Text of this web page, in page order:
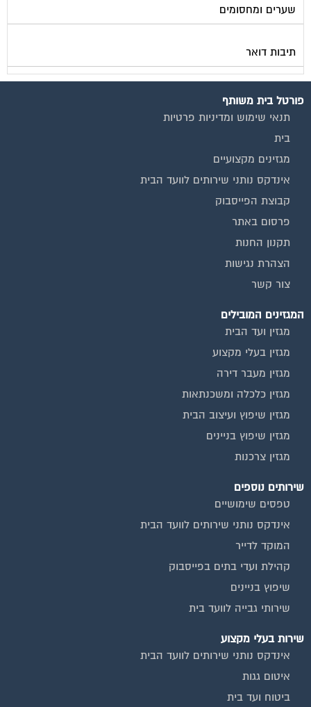
שערים ומחסומים
תיבות דואר
פורטל בית משותף
תנאי שימוש ומדיניות פרטיות
בית
מגזינים מקצועיים
אינדקס נותני שירותים לוועד הבית
קבוצת הפייסבוק
פרסום באתר
תקנון החנות
הצהרת נגישות
צור קשר
המגזינים המובילים
מגזין ועד הבית
מגזין בעלי מקצוע
מגזין מעבר דירה
מגזין כלכלה ומשכנתאות
מגזין שיפוץ ועיצוב הבית
מגזין שיפוץ בניינים
מגזין צרכנות
שירותים נוספים
טפסים שימושיים
אינדקס נותני שירותים לוועד הבית
המוקד לדייר
קהילת ועדי בתים בפייסבוק
שיפוץ בניינים
שירותי גבייה לוועד בית
שירות בעלי מקצוע
אינדקס נותני שירותים לוועד הבית
איטום גגות
ביטוח ועד בית